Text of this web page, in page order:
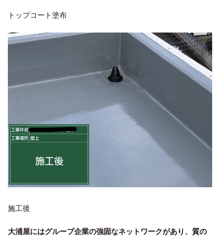
トップコート塗布
施工後
大浦屋にはグループ企業の強固なネットワークがあり、質の